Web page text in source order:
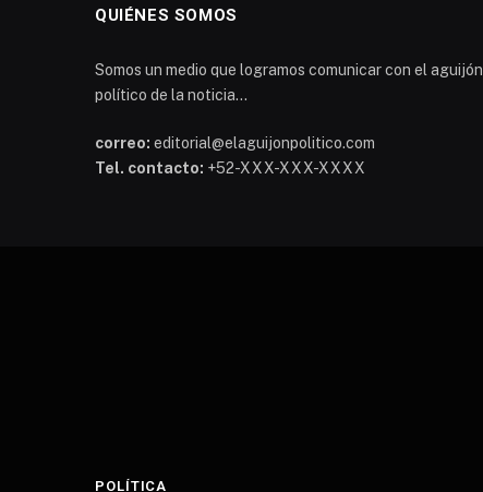
QUIÉNES SOMOS
Somos un medio que logramos comunicar con el aguijón
político de la noticia...
correo: editorial@elaguijonpolitico.com
Tel. contacto: +52-XXX-XXX-XXXX
POLÍTICA